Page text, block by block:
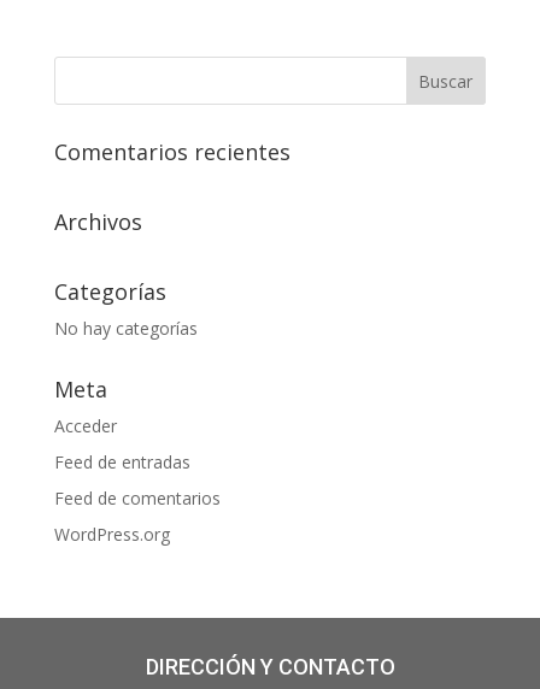
Comentarios recientes
Archivos
Categorías
No hay categorías
Meta
Acceder
Feed de entradas
Feed de comentarios
WordPress.org
DIRECCIÓN Y CONTACTO